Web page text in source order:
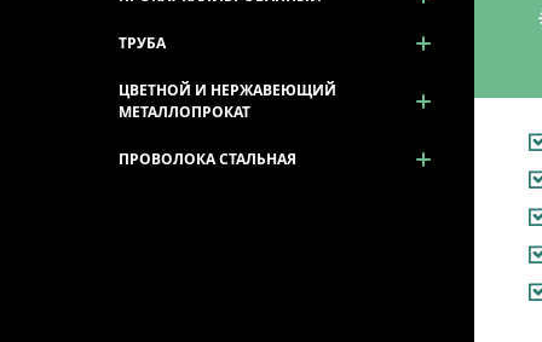
ТРУБА
ЦВЕТНОЙ И НЕРЖАВЕЮЩИЙ
МЕТАЛЛОПРОКАТ
ПРОВОЛОКА СТАЛЬНАЯ